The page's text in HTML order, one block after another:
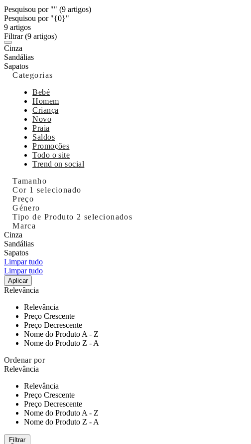
Pesquisou por "" (9 artigos)
Pesquisou por "{0}"
9 artigos
Filtrar(9 artigos)
Cinza
Sandálias
Sapatos
Categorias
Bebé
Homem
Criança
Novo
Praia
Saldos
Promoções
Todo o site
Trend on social
Tamanho
Cor 1 selecionado
Preço
Género
Tipo de Produto 2 selecionados
Marca
Cinza
Sandálias
Sapatos
Limpar tudo
Limpar tudo
Aplicar
Relevância
Relevância
Preço Crescente
Preço Decrescente
Nome do Produto A - Z
Nome do Produto Z - A
Ordenar por
Relevância
Relevância
Preço Crescente
Preço Decrescente
Nome do Produto A - Z
Nome do Produto Z - A
Filtrar